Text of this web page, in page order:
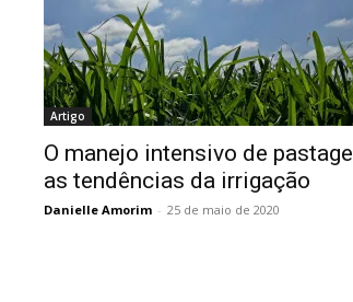
Artigo
O manejo intensivo de
as tendências da irrigação
Danielle Amorim - 25 de maio de 2020